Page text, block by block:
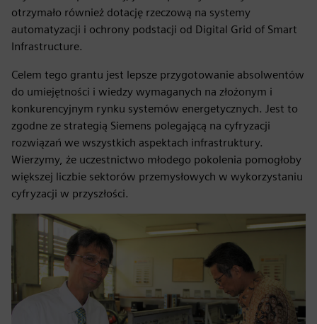
otrzymało również dotację rzeczową na systemy
automatyzacji i ochrony podstacji od Digital Grid of Smart
Infrastructure.
Celem tego grantu jest lepsze przygotowanie absolwentów
do umiejętności i wiedzy wymaganych na złożonym i
konkurencyjnym rynku systemów energetycznych. Jest to
zgodne ze strategią Siemens polegającą na cyfryzacji
rozwiązań we wszystkich aspektach infrastruktury.
Wierzymy, że uczestnictwo młodego pokolenia pomogłoby
większej liczbie sektorów przemysłowych w wykorzystaniu
cyfryzacji w przyszłości.